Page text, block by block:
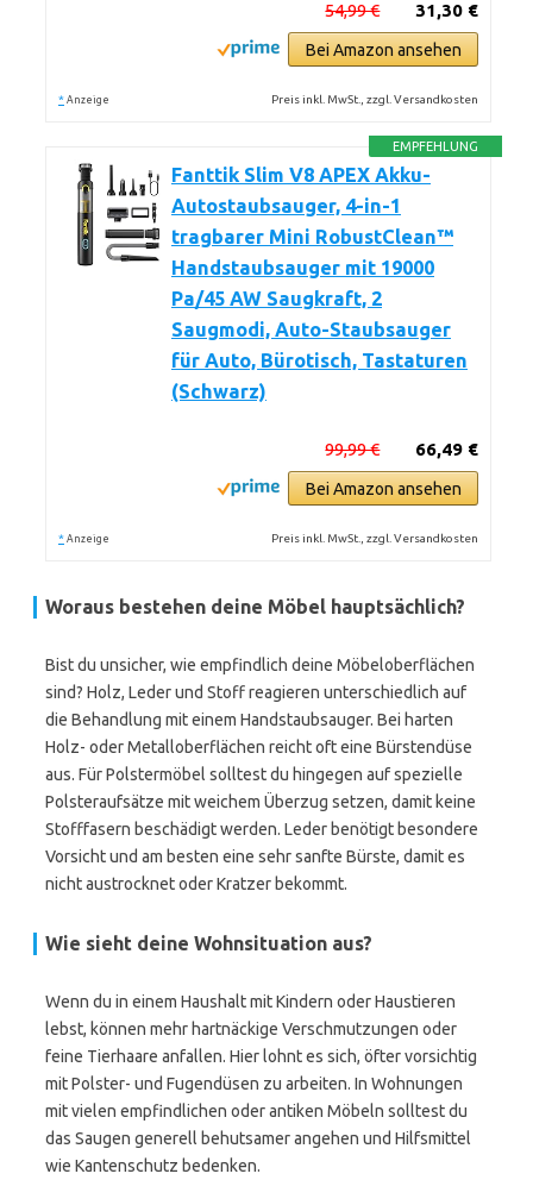
31,30 €
54,99 €
Bei Amazon ansehen
* Anzeige Preis inkl. MwSt., zzgl. Versandkosten
EMPFEHLUNG
Fanttik Slim V8 APEX Akku-
Autostaubsauger, 4-in-1
tragbarer Mini RobustClean™
Handstaubsauger mit 19000
Pa/45 AW Saugkraft, 2
Saugmodi, Auto-Staubsauger
für Auto, Bürotisch, Tastaturen
(Schwarz)
66,49 €
99,99 €
Bei Amazon ansehen
* Anzeige Preis inkl. MwSt., zzgl. Versandkosten
Woraus bestehen deine Möbel hauptsächlich?
Bist du unsicher, wie empfindlich deine Möbeloberflächen
sind? Holz, Leder und Stoff reagieren unterschiedlich auf
die Behandlung mit einem Handstaubsauger. Bei harten
Holz- oder Metalloberflächen reicht oft eine Bürstendüse
aus. Für Polstermöbel solltest du hingegen auf spezielle
Polsteraufsätze mit weichem Überzug setzen, damit keine
Stofffasern beschädigt werden. Leder benötigt besondere
Vorsicht und am besten eine sehr sanfte Bürste, damit es
nicht austrocknet oder Kratzer bekommt.
Wie sieht deine Wohnsituation aus?
Wenn du in einem Haushalt mit Kindern oder Haustieren
lebst, können mehr hartnäckige Verschmutzungen oder
feine Tierhaare anfallen. Hier lohnt es sich, öfter vorsichtig
mit Polster- und Fugendüsen zu arbeiten. In Wohnungen
mit vielen empfindlichen oder antiken Möbeln solltest du
das Saugen generell behutsamer angehen und Hilfsmittel
wie Kantenschutz bedenken.